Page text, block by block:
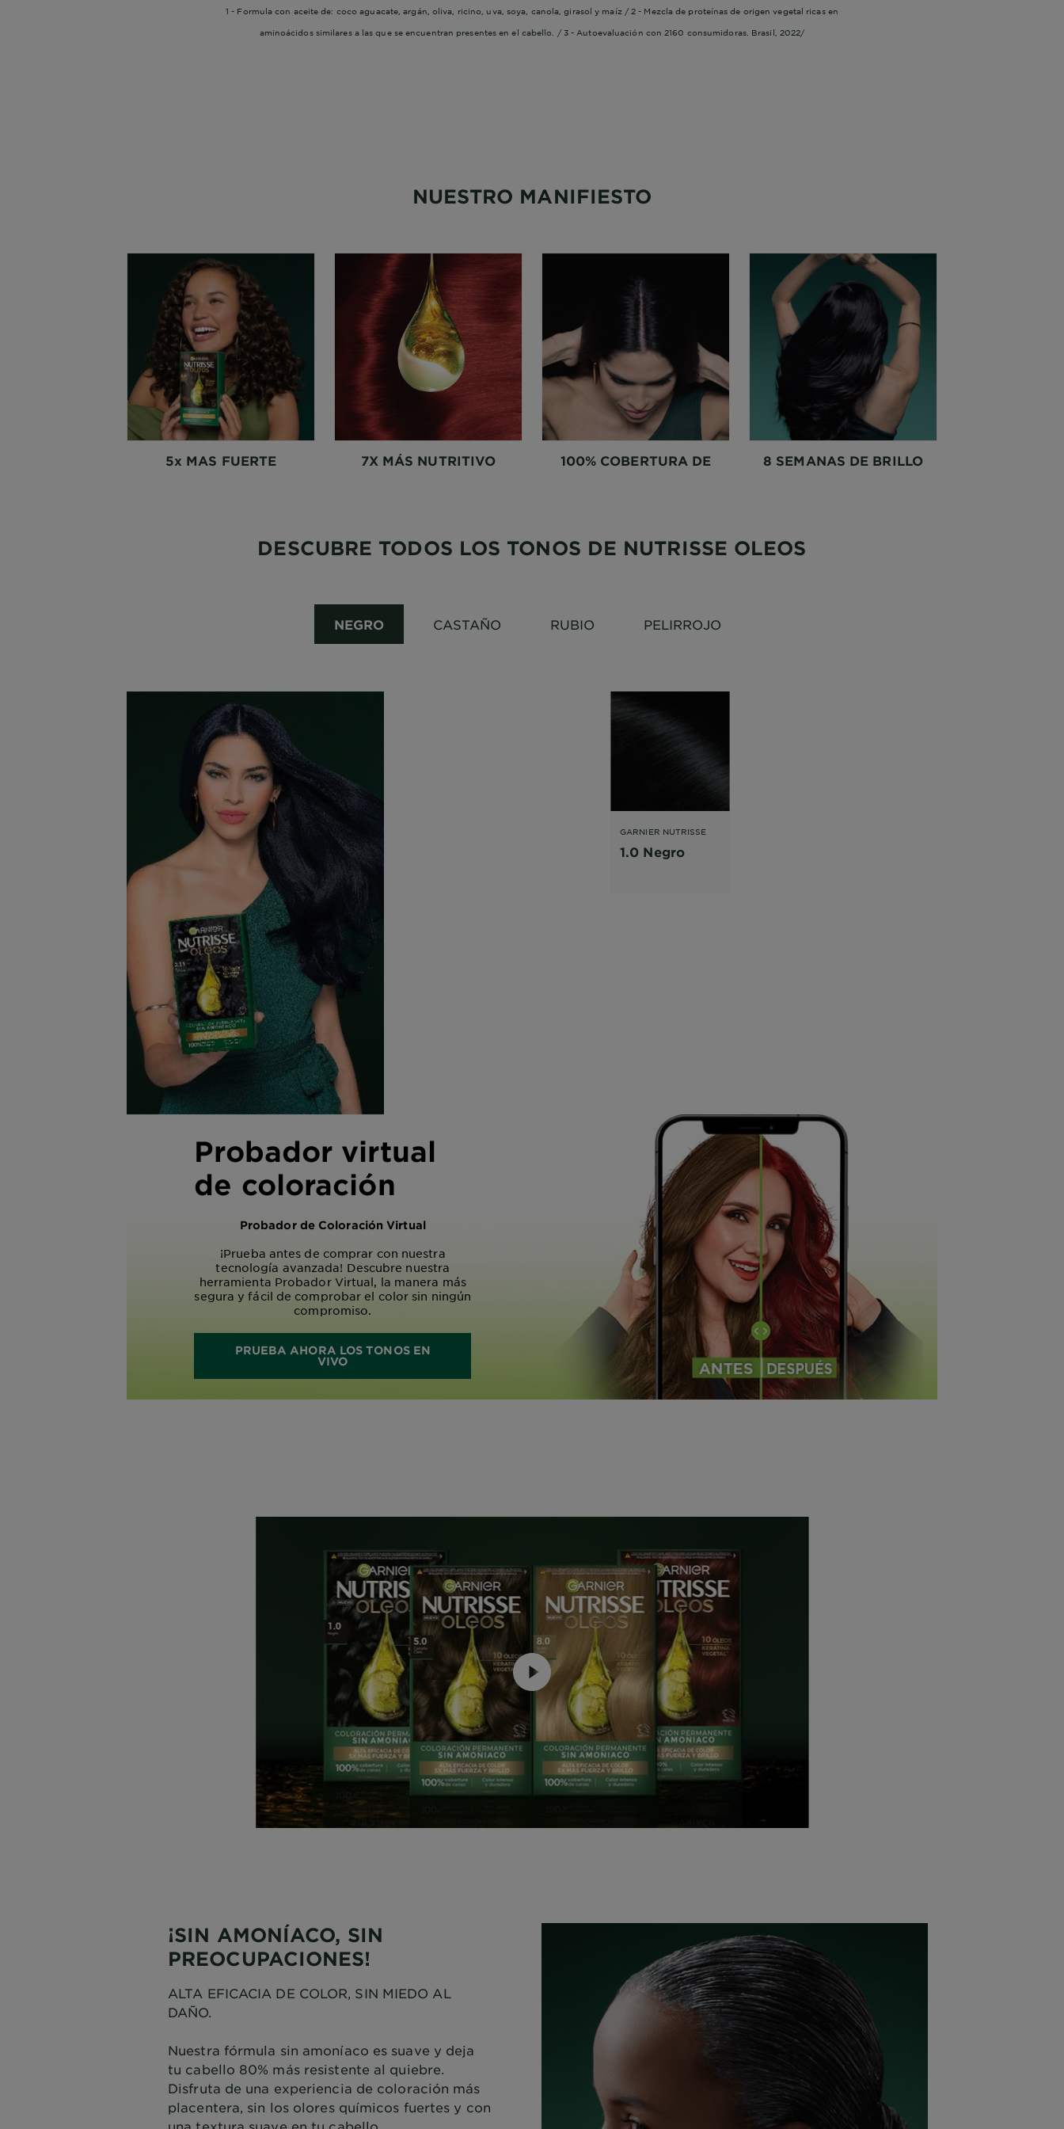
1 - Formula con aceite de: coco aguacate, argán, oliva, ricino, uva, soya, canola, girasol y maíz / 2 - Mezcla de proteínas de origen vegetal ricas en
aminoácidos similares a las que se encuentran presentes en el cabello. / 3 - Autoevaluación con 2160 consumidoras. Brasil, 2022/
NUESTRO MANIFIESTO
5x MAS FUERTE 7X MÁS NUTRITIVO
100% COBERTURA DE
8 SEMANAS DE BRILLO
DESCUBRE TODOS LOS TONOS DE NUTRISSE OLEOS
NEGRO CASTAÑO RUBIO PELIRROJO
GARNIER NUTRISSE
1.0 Negro
Probador virtual
de coloración
Probador de Coloración Virtual
¡Prueba antes de comprar con nuestra
tecnología avanzada! Descubre nuestra
herramienta Probador Virtual, la manera más
segura y fácil de comprobar el color sin ningún
compromiso.
PRUEBA AHORA LOS TONOS EN
VIVO
¡SIN AMONÍACO, SIN
PREOCUPACIONES!
ALTA EFICACIA DE COLOR, SIN MIEDO AL
DAÑO.
Nuestra fórmula sin amoníaco es suave y deja
tu cabello 80% más resistente al quiebre.
Disfruta de una experiencia de coloración más
placentera, sin los olores químicos fuertes y con